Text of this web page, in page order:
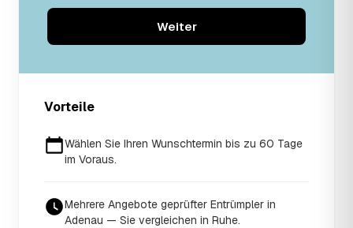
Weiter
Vorteile
Wählen Sie Ihren Wunschtermin bis zu 60 Tage
im Voraus.
Mehrere Angebote geprüfter Entrümpler in
Adenau — Sie vergleichen in Ruhe.